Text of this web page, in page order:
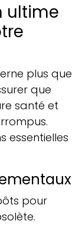
ultime
plus que
que
santé et
essentielles
pour